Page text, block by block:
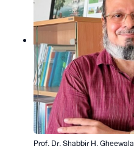
Prof. Dr. Shabbir H. Gheewala